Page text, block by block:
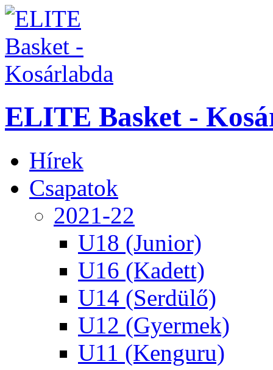
ELITE Basket -
Hírek
Csapatok
2021-22
U18 (Junior)
U16 (Kadett)
U14 (Serdülő)
U12 (Gyermek)
U11 (Kenguru)